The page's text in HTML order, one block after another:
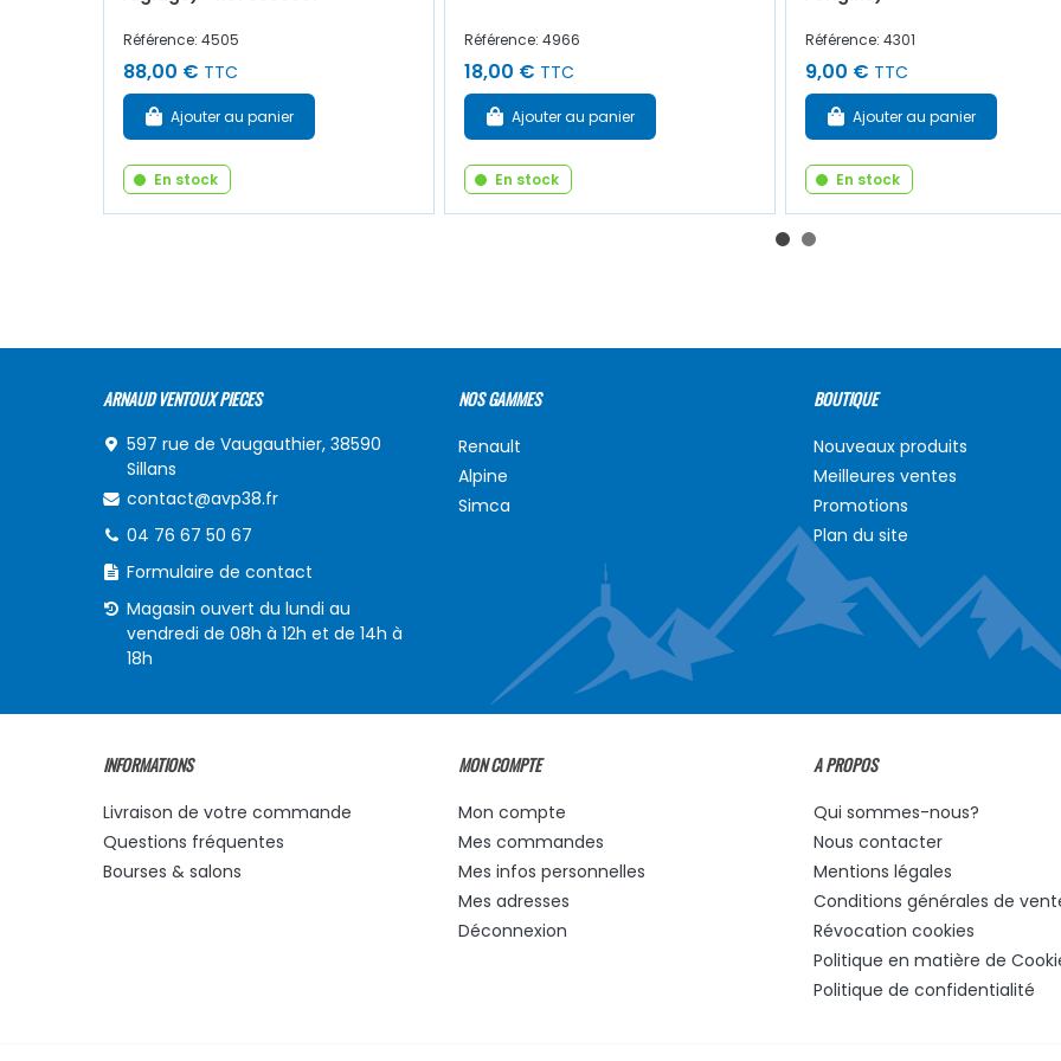
Référence: 4505
88,00 € TTC
Ajouter au panier
En stock
Référence: 4966
18,00 € TTC
Ajouter au panier
En stock
Référence: 4301
9,00 € TTC
Ajouter au panier
En stock
ARNAUD VENTOUX PIECES
597 rue de Vaugauthier, 38590
Sillans
contact@avp38.fr
04 76 67 50 67
Formulaire de contact
Magasin ouvert du lundi au
vendredi de 08h à 12h et de 14h à
18h
NOS GAMMES
Renault
Alpine
Simca
BOUTIQUE
Nouveaux produits
Meilleures ventes
Promotions
Plan du site
INFORMATIONS
Livraison de votre commande
Questions fréquentes
Bourses & salons
MON COMPTE
Mon compte
Mes commandes
Mes infos personnelles
Mes adresses
Déconnexion
A PROPOS
Qui sommes-nous?
Nous contacter
Mentions légales
Conditions générales de
Révocation cookies
Politique en matière de
Politique de confidentialité